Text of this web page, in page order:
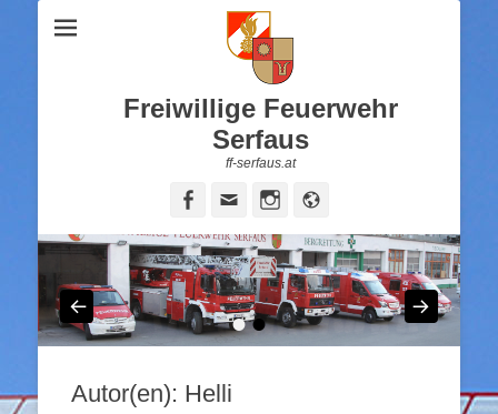
Freiwillige Feuerwehr
Serfaus
ff-serfaus.at
Facebook
EmailInstagram
••
Autor(en): Helli